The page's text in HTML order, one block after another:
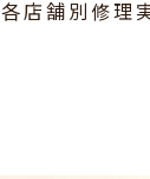
各店舗別修理